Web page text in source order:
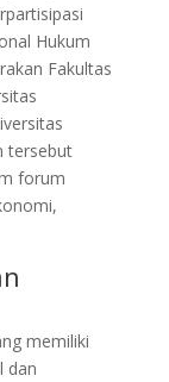
Hukum
Fakultas
tersebut
forum
memiliki
dan